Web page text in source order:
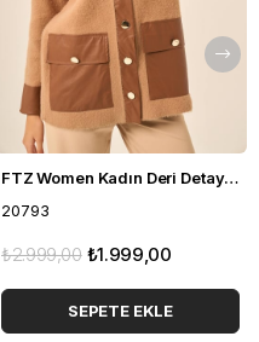
FTZ Women Kadın Deri Detaylı Ceket Bisküvi 20793
20793
₺1.999,00
₺2.999,00
SEPETE EKLE